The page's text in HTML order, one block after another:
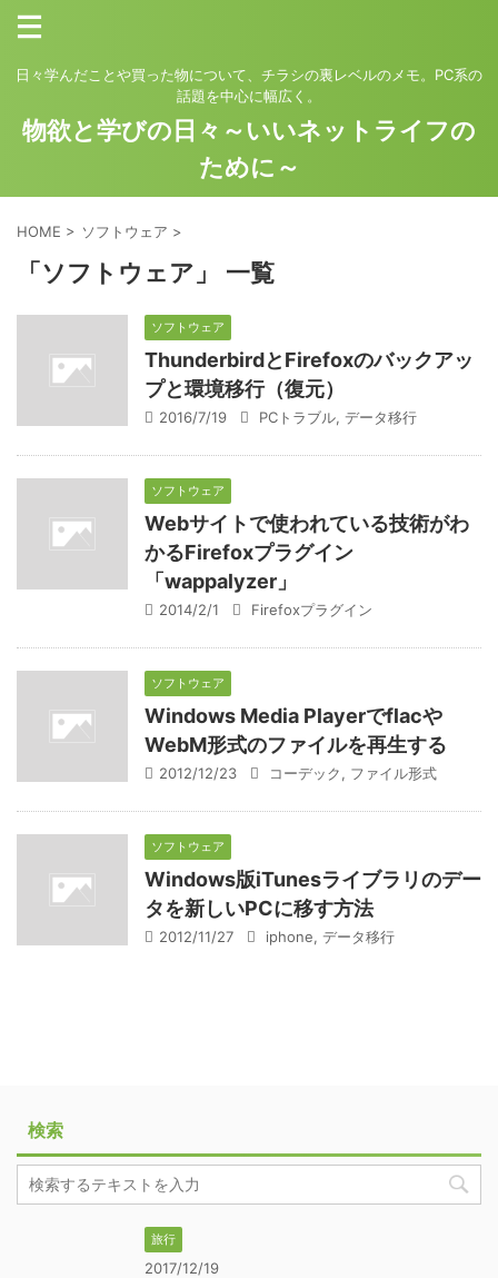
日々学んだことや買った物について、チラシの裏レベルのメモ。PC系の
話題を中心に幅広く。
物欲と学びの日々～いいネットライフの
ために～
HOME > ソフトウェア >
「ソフトウェア」 一覧
ソフトウェア
ThunderbirdとFirefoxのバックアッ
プと環境移行（復元）
2016/7/19 PCトラブル, データ移行
ソフトウェア
Webサイトで使われている技術がわ
かるFirefoxプラグイン
「wappalyzer」
2014/2/1 Firefoxプラグイン
ソフトウェア
Windows Media Playerでflacや
WebM形式のファイルを再生する
2012/12/23 コーデック, ファイル形式
ソフトウェア
Windows版iTunesライブラリのデー
タを新しいPCに移す方法
2012/11/27 iphone, データ移行
検索
旅行
2017/12/19